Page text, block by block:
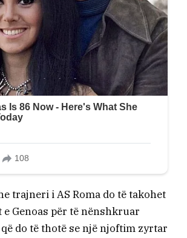
trajneri i AS Roma do të takohet
Genoas për të nënshkruar
do të thotë se një njoftim zyrtar